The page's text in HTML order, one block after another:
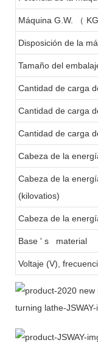
Máquina G.W. （
Disposición de la
Tamaño del
Cantidad de carga
Cantidad de carga
Cantidad de carga
Cabeza de la
Cabeza de la
(kilovatios)
Cabeza de la
Base ' s material
Voltaje (V),